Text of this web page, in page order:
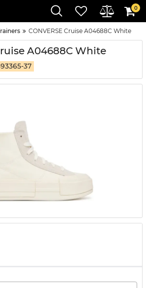
0
CONVERSE Cruise A04688C White
A04688C White
37